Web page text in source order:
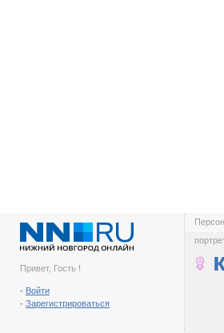
Привет, Гость !
- Войти
- Зарегистрироваться